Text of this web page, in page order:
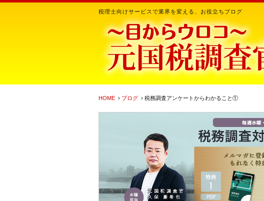
税理士向けサービスで業界を変える、お役立ちブログ
HOME › ブログ › 税務調査アンケートからわかること①